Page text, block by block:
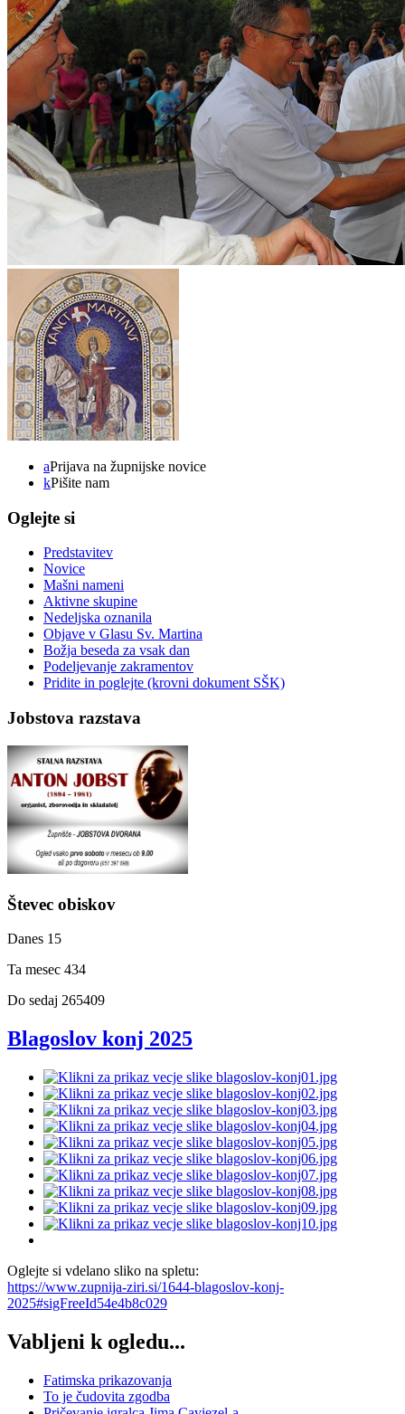
aPrijava na župnijske novice
kPišite nam
Oglejte si
Predstavitev
Novice
Mašni nameni
Aktivne skupine
Nedeljska oznanila
Objave v Glasu Sv. Martina
Božja beseda za vsak dan
Podeljevanje zakramentov
Pridite in poglejte (krovni dokument SŠK)
Jobstova razstava
Števec obiskov
Danes 15
Ta mesec 434
Do sedaj 265409
Blagoslov konj 2025
Oglejte si vdelano sliko na spletu:
https://www.zupnija-ziri.si/1644-blagoslov-konj-
2025#sigFreeId54e4b8c029
Vabljeni k ogledu...
Fatimska prikazovanja
To je čudovita zgodba